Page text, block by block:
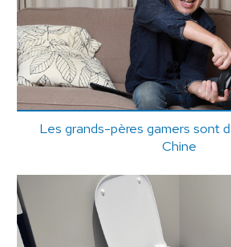
Les grands-pères gamers sont
Chine